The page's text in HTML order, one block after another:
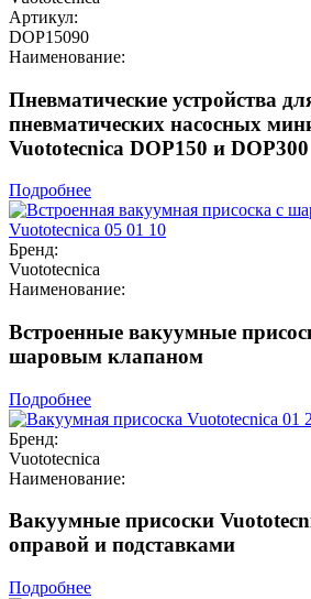
Артикул:
DOP15090
Наименование:
Пневматические устройства
пневматических насосных
Vuototecnica DOP150 и DOP300
Подробнее
Бренд:
Vuototecnica
Наименование:
Встроенные вакуумные
шаровым клапаном
Подробнее
Бренд:
Vuototecnica
Наименование:
Вакуумные присоски
оправой и подставками
Подробнее